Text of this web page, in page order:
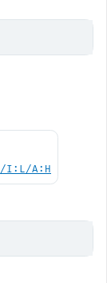
I:L/A:H